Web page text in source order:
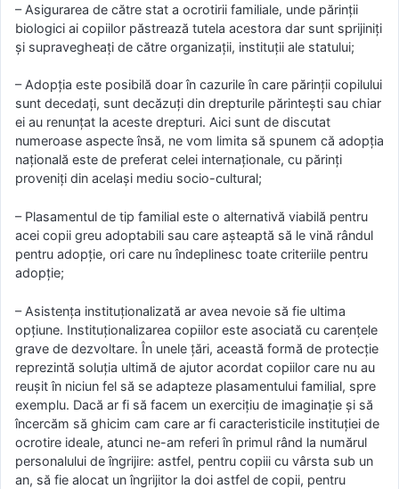
– Asigurarea de către stat a ocrotirii familiale, unde părinții
biologici ai copiilor păstrează tutela acestora dar sunt sprijiniți
și supravegheați de către organizații, instituții ale statului;
– Adopția este posibilă doar în cazurile în care părinții copilului
sunt decedați, sunt decăzuți din drepturile părintești sau chiar
ei au renunțat la aceste drepturi. Aici sunt de discutat
numeroase aspecte însă, ne vom limita să spunem că adopția
națională este de preferat celei internaționale, cu părinți
proveniți din același mediu socio-cultural;
– Plasamentul de tip familial este o alternativă viabilă pentru
acei copii greu adoptabili sau care așteaptă să le vină rândul
pentru adopție, ori care nu îndeplinesc toate criteriile pentru
adopție;
– Asistența instituționalizată ar avea nevoie să fie ultima
opțiune. Instituționalizarea copiilor este asociată cu carențele
grave de dezvoltare. În unele țări, această formă de protecție
reprezintă soluția ultimă de ajutor acordat copiilor care nu au
reușit în niciun fel să se adapteze plasamentului familial, spre
exemplu. Dacă ar fi să facem un exercițiu de imaginație și să
încercăm să ghicim cam care ar fi caracteristicile instituției de
ocrotire ideale, atunci ne-am referi în primul rând la numărul
personalului de îngrijire: astfel, pentru copiii cu vârsta sub un
an, să fie alocat un îngrijitor la doi astfel de copii, pentru